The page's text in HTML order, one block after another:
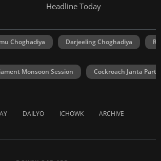
Headline Today
Choghadiya Darjeeling Choghadiya
Monsoon Session Cockroach Janta
DAILYO ICHOWK ARCHIVE